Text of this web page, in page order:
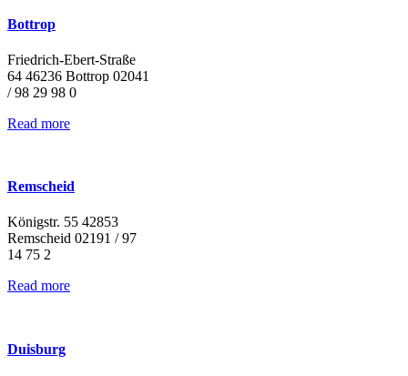
Bottrop
Friedrich-Ebert-Straße
64 46236 Bottrop 02041
/ 98 29 98 0
Read more
Remscheid
Königstr. 55 42853
Remscheid 02191 / 97
14 75 2
Read more
Duisburg